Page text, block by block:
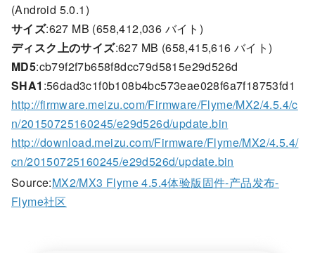
(Android 5.0.1)
サイズ:627 MB (658,412,036 バイト)
ディスク上のサイズ:627 MB (658,415,616 バイト)
MD5:cb79f2f7b658f8dcc79d5815e29d526d
SHA1 :56dad3c1f0b108b4bc573eae028f6a7f18753fd1
http://firmware.meizu.com/Firmware/Flyme/MX2/4.5.4/c
n/20150725160245/e29d526d/update.bin
http://download.meizu.com/Firmware/Flyme/MX2/4.5.4/
cn/20150725160245/e29d526d/update.bin
Source:MX2/MX3 Flyme 4.5.4体验版固件-产品发布-
Flyme社区